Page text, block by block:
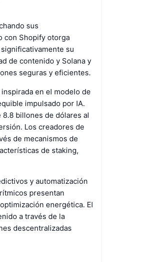
sus
con Shopify otorga
su
de contenido y Solana y
seguras y eficientes.
en el modelo de
impulsado por IA.
billones de dólares al
Los creadores de
de mecanismos de
de staking,
y automatización
presentan
energética. El
a través de la
descentralizadas